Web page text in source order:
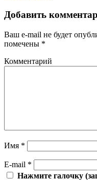
Добавить
Ваш e-mail не будет
помечены *
Комментарий
Имя *
E-mail *
Нажмите галочку